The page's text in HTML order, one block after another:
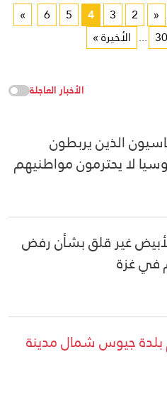
«
2
3
4
5
6
»
30
... الأخيرة »
الأخبار العاجلة
الذين يربطون
لا يحترمون مواطنيهم
غير قلق بشأن رفض
في غزة
بلدة جيوس شمال مدينة